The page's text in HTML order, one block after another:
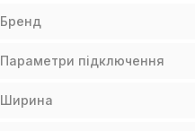
Бренд
Параметри підключення
Ширина